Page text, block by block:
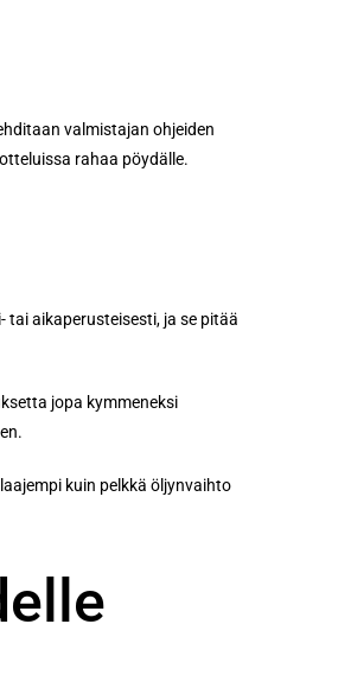
valmistajan ohjeiden
rahaa pöydälle.
aikaperusteisesti, ja se pitää
jopa kymmeneksi
kuin pelkkä öljynvaihto